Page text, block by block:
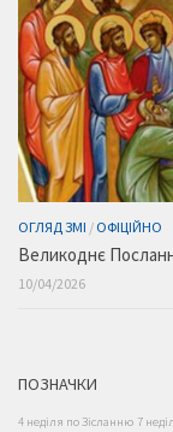
ОГЛЯД ЗМІ / ОФІЦІЙНО
Великоднє
10/04/2026
ПОЗНАЧКИ
4 неділя по Зісланню 7